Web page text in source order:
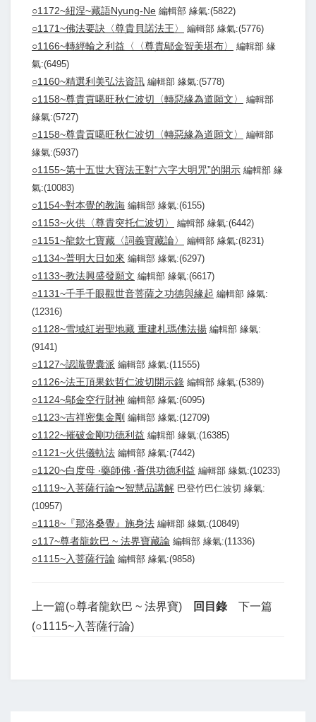
○1172~紐涅~藏語Nyung-Ne 編輯部 緣氣:(5822)
○1171~佛法要訣〈尊貴貝諾法王〉 編輯部 緣氣:(5776)
○1166~轉經輪之利益〈〈尊貴鄔金智美堪布〉
編輯部 緣
氣:(6495)
○1160~精選利美弘法資訊 編輯部 緣氣:(5778)
○1158~尊貴貢噶旺秋仁波切〈轉惡緣為道願文〉
編輯部
緣氣:(5727)
○1158~尊貴貢噶旺秋仁波切〈轉惡緣為道願文〉
編輯部
緣氣:(5937)
○1155~第十五世大寶法王對“六字大明咒”的開示 編輯部 緣
氣:(10083)
○1154~對本覺的教誨 編輯部 緣氣:(6155)
○1153~火供〈尊貴突托仁波切〉 編輯部 緣氣:(6442)
○1151~龍欽七寶藏〈詞義寶藏論〉 編輯部 緣氣:(8231)
○1134~普明大日如來 編輯部 緣氣:(6297)
○1133~教法興盛發願文 編輯部 緣氣:(6617)
○1131~千手千眼觀世音菩薩之功德與緣起 編輯部 緣氣:
(12316)
○1128~雪域紅岩聖地藏 重建札瑪佛法揚 編輯部 緣氣:
(9141)
○1127~認識覺囊派 編輯部 緣氣:(11555)
○1126~法王頂果欽哲仁波切開示錄 編輯部 緣氣:(5389)
○1124~鄔金空行財神 編輯部 緣氣:(6095)
○1123~吉祥密集金剛 編輯部 緣氣:(12709)
○1122~摧破金剛功德利益 編輯部 緣氣:(16385)
○1121~火供儀軌法 編輯部 緣氣:(7442)
○1120~白度母 ‧藥師佛 ‧薈供功德利益 編輯部 緣氣:(10233)
○1119~入菩薩行論〜智慧品講解 巴登竹巴仁波切 緣氣:
(10957)
○1118~『那洛桑覺』施身法 編輯部 緣氣:(10849)
○117~尊者龍欽巴 ~ 法界寶藏論 編輯部 緣氣:(11336)
○1115~入菩薩行論 編輯部 緣氣:(9858)
上一篇(○尊者龍欽巴 ~ 法界寶) 回目錄
下一篇
(○1115~入菩薩行論)